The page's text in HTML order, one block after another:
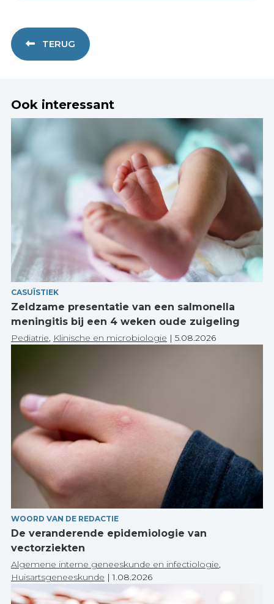
TERUG
Ook interessant
CASUÏSTIEK
Zeldzame presentatie van een salmonella
meningitis bij een 4 weken oude zuigeling
Pediatrie, Klinische en microbiologie | 5.08.2026
WOORD VAN DE REDACTIE
De veranderende epidemiologie van
vectorziekten
Algemene interne geneeskunde en infectiologie,
Huisartsgeneeskunde |1.08.2026